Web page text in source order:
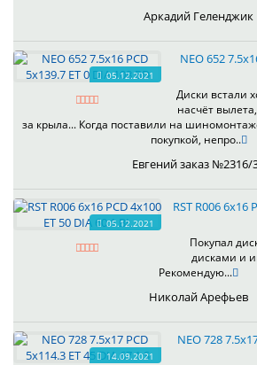
Аркадий Геленджик
05.12.2021
NEO 652
Диски встали
насчёт
за крыла... Когда поставили на
покупкой, непро..
Евгений заказ №2316/
05.12.2021
RST R006 6x16
Покупал
дисками и
Рекомендую...
Николай Арефьев
14.09.2021
NEO 728